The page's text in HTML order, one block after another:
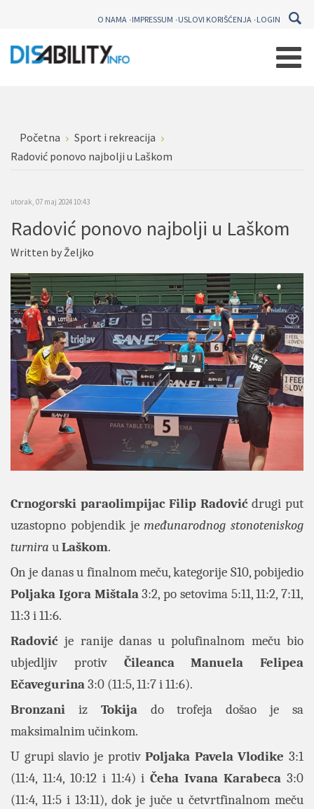
O NAMA IMPRESSUM USLOVI KORIŠĆENJA LOGIN
Početna
Sport i rekreacija
Radović ponovo najbolji u Laškom
utorak, 07 maj 2024 10:43
Radović ponovo najbolji u Laškom
Written byŽeljko
Crnogorski paraolimpijac Filip Radovićdrugi put
uzastopno pobjendik je međunarodnog stonoteniskog
turnira uLaškom.
On je danas u finalnom meču, kategorije S10, pobijedio
Poljaka Igora Mištala3:2, po setovima 5:11, 11:2, 7:11,
11:3 i 11:6.
Radović je ranije danas u polufinalnom meču bio
ubjedljiv protiv Čileanca Manuela Felipea
Ečavegurina3:0 (11:5, 11:7 i 11:6).
Bronzani izTokijado trofeja došao je sa
maksimalnim učinkom.
U grupi slavio je protivPoljaka Pavela Vlodike 3:1
(11:4, 11:4, 10:12 i 11:4) iČeha Ivana Karabeca 3:0
(11:4, 11:5 i 13:11), dok je juče u četvrtfinalnom meču